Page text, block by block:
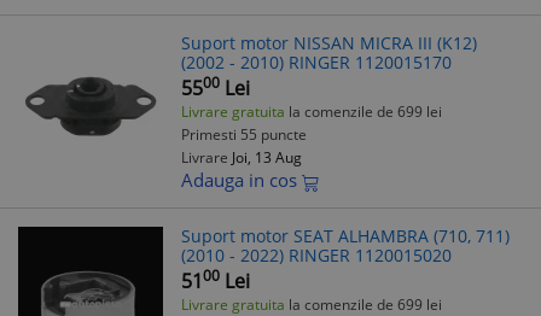
Suport motor NISSAN MICRA III (K12)
(2002 - 2010) RINGER 1120015170
5500 Lei
Livrare gratuita la comenzile de 699 lei
Primesti 55 puncte
Livrare Joi, 13 Aug
Adauga in cos
Suport motor SEAT ALHAMBRA (710, 711)
(2010 - 2022) RINGER 1120015020
5100 Lei
Livrare gratuita la comenzile de 699 lei